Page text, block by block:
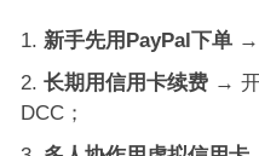
新手先用PayPal下单→
长期用信用卡续费→ 开
DCC；